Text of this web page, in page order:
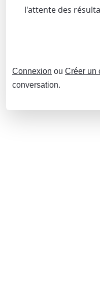
l'attente des
Connexion ou Créer un
conversation.